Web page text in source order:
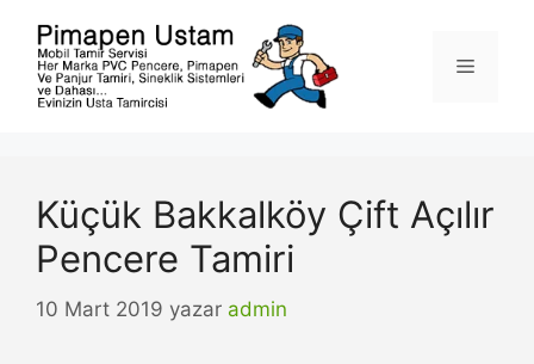
Menü
Küçük Bakkalköy Çift Açılır
Pencere Tamiri
10 Mart 2019 yazar admin